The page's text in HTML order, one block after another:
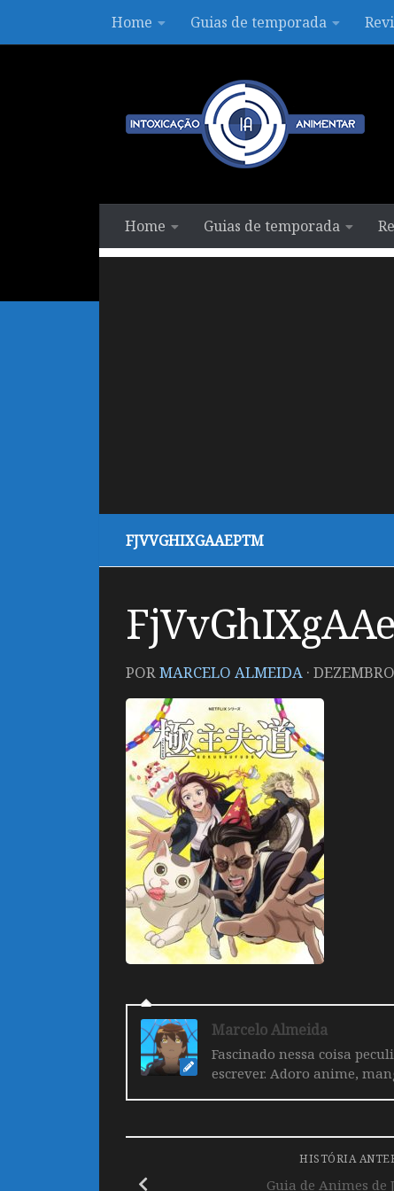
Skip to contentHome Guias de temporada
Home Guias de temporada
FJVVGHIXGAAEPTM
PORMARCELO ALMEIDA ·
Marcelo Almeida
Fascinado nessa coisa
escrever. Adoro anime,
HISTÓRIA
Guia de Animes de